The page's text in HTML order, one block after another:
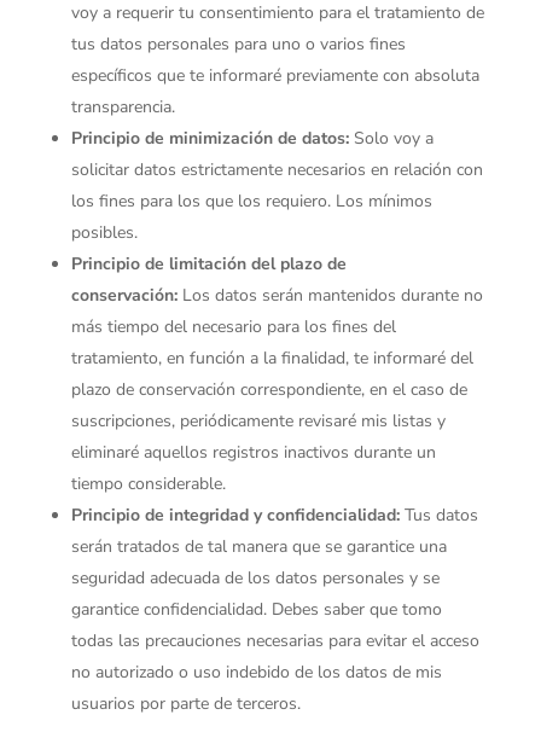
voy a requerir tu consentimiento para el tratamiento de
tus datos personales para uno o varios fines
específicos que te informaré previamente con absoluta
transparencia.
Principio de minimización de datos: Solo voy a
solicitar datos estrictamente necesarios en relación con
los fines para los que los requiero. Los mínimos
posibles.
Principio de limitación del plazo de
conservación: Los datos serán mantenidos durante no
más tiempo del necesario para los fines del
tratamiento, en función a la finalidad, te informaré del
plazo de conservación correspondiente, en el caso de
suscripciones, periódicamente revisaré mis listas y
eliminaré aquellos registros inactivos durante un
tiempo considerable.
Principio de integridad y confidencialidad: Tus datos
serán tratados de tal manera que se garantice una
seguridad adecuada de los datos personales y se
garantice confidencialidad. Debes saber que tomo
todas las precauciones necesarias para evitar el acceso
no autorizado o uso indebido de los datos de mis
usuarios por parte de terceros.